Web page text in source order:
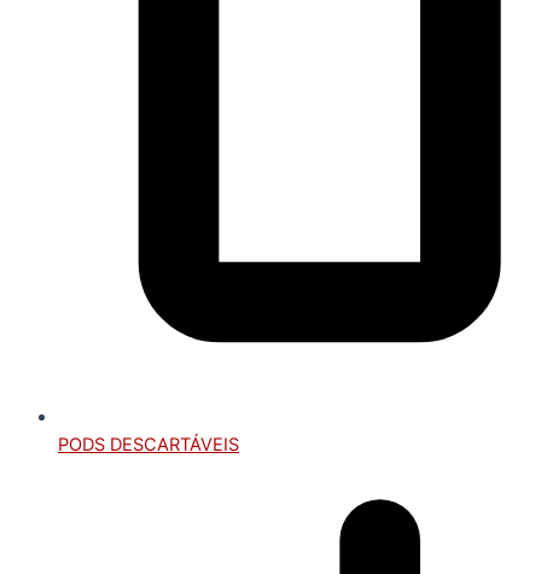
PODS DESCARTÁVEIS